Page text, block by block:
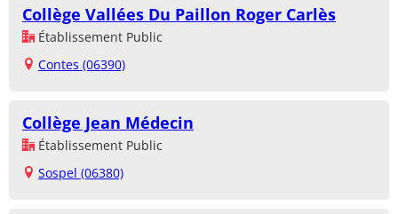
Collège Vallées Du Paillon Roger Carlès
Établissement Public
Contes (06390)
Collège Jean Médecin
Établissement Public
Sospel (06380)